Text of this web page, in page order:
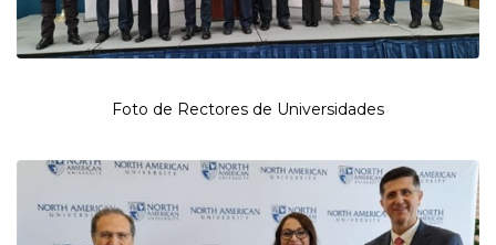
Foto de Rectores de Universidades